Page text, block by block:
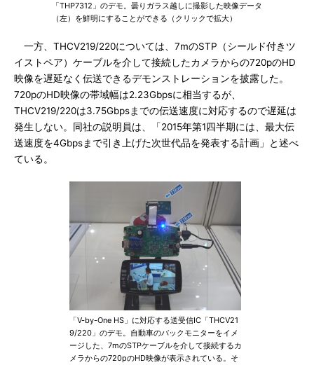
「THP7312」のデモ。曇りガラス越しに撮影した映像データ
（左）を鮮明にすることができる（クリックで拡大）
一方、THCV219/220については、7mのSTP（シールド付きツ
イストペア）ケーブルを介して接続したカメラからの720pのHD
映像を遅延なく伝送できるデモンストレーションを披露した。
720pのHD映像の帯域幅は2.23Gbpsに相当するが、
THCV219/220は3.75Gbpsまでの伝送速度に対応するので遅延は
発生しない。同社の説明員は、「2015年第1四半期には、最大伝
送速度を4Gbpsまで引き上げた次世代品を発表する計画」と述べ
ている。
「V-by-One HS」に対応する送受信IC「THCV21
9/220」のデモ。自動車のバックモニターをイメ
ージした、7mのSTPケーブルを介して接続するカ
メラからの720pのHD映像が表示されている。そ